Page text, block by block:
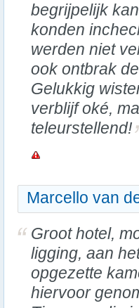
begrijpelijk
konden
werden niet
ook ontbrak
Gelukkig
verblijf oké,
teleurstellend!
Marcello van
Groot hotel,
ligging, aan
opgezette
hiervoor